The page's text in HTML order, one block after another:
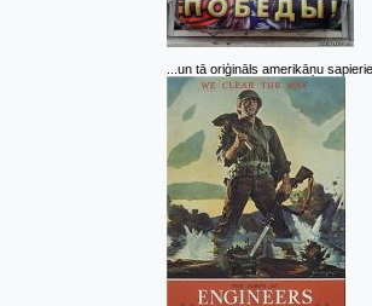
...un tā oriģināls amerikāņu